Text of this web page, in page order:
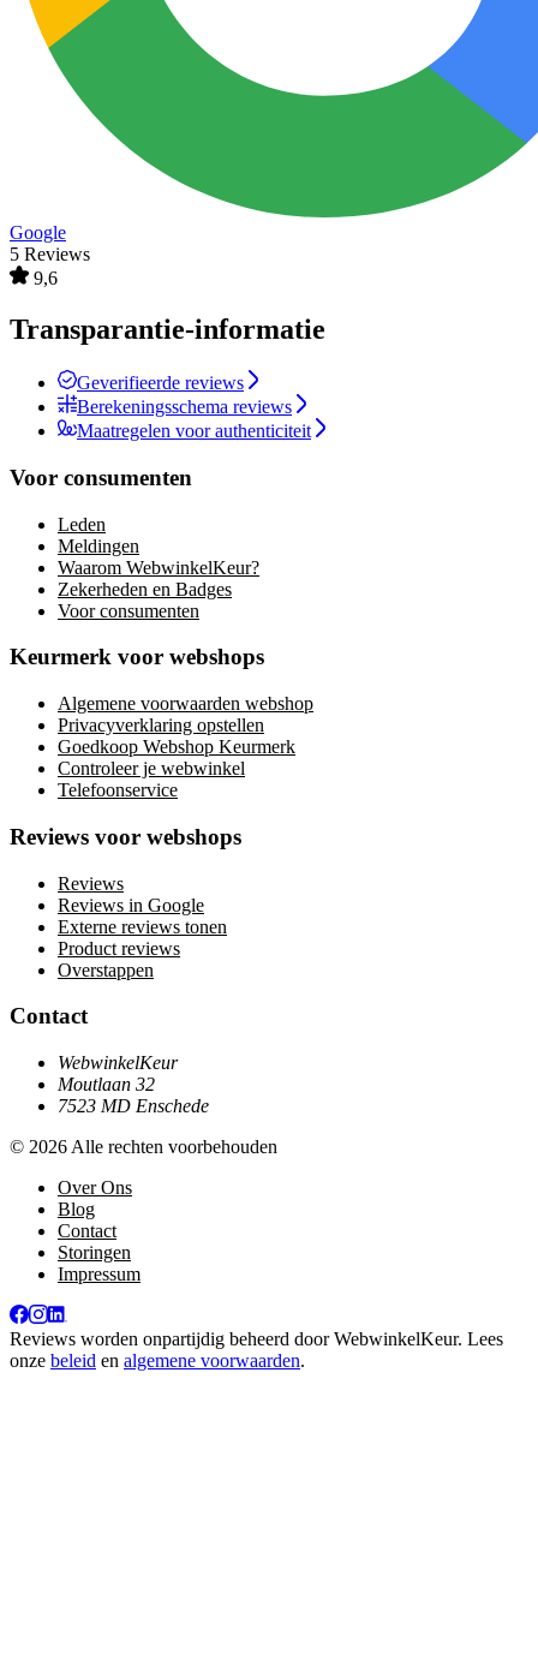
Google
5 Reviews
9,6
Transparantie-informatie
Geverifieerde reviews
Berekeningsschema reviews
Maatregelen voor authenticiteit
Voor consumenten
Leden
Meldingen
Waarom WebwinkelKeur?
Zekerheden en Badges
Voor consumenten
Keurmerk voor webshops
Algemene voorwaarden webshop
Privacyverklaring opstellen
Goedkoop Webshop Keurmerk
Controleer je webwinkel
Telefoonservice
Reviews voor webshops
Reviews
Reviews in Google
Externe reviews tonen
Product reviews
Overstappen
Contact
WebwinkelKeur
Moutlaan 32
7523 MD Enschede
© 2026 Alle rechten voorbehouden
Over Ons
Blog
Contact
Storingen
Impressum
Reviews worden onpartijdig beheerd doorWebwinkelKeur. Lees
onze beleid en algemene voorwaarden.